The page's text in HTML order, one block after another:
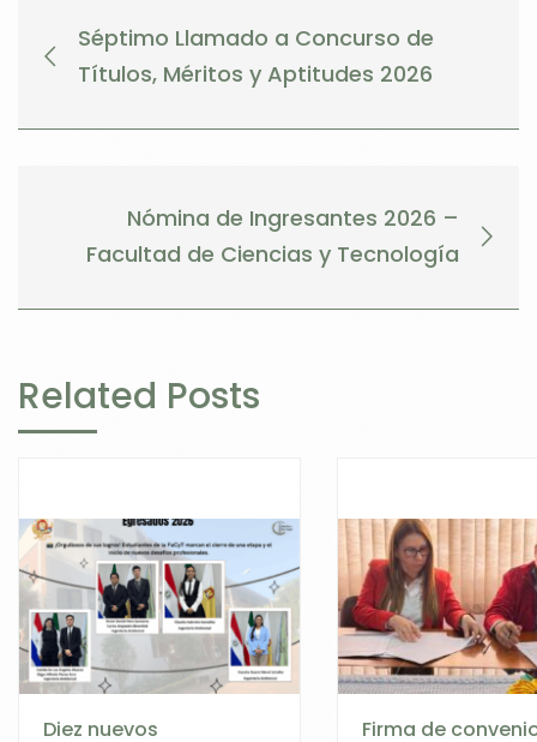
Séptimo Llamado a Concurso de
Títulos, Méritos y Aptitudes 2026
Nómina de Ingresantes 2026 –
Facultad de Ciencias y Tecnología
Related Posts
Diez nuevos
Firma de